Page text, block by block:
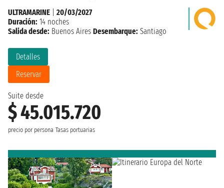
Suite desde
$ 45.015.720
precio por persona Tasas portuarias
Detalles
Reservar
ULTRAMARINE
20/03/2027
Duración: 14 noches
Salida desde: Buenos Aires Desembarque: Santiago